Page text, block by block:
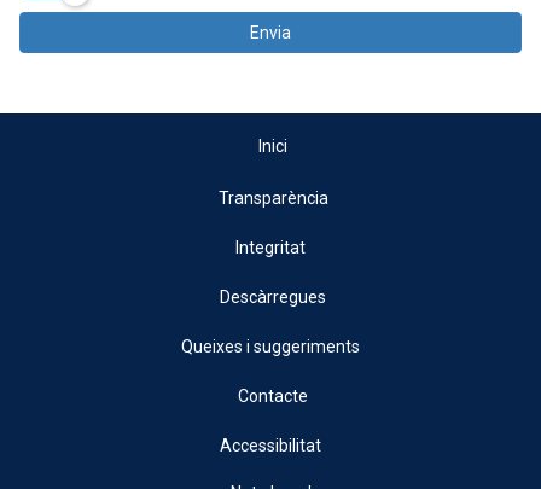
Envia
Inici
Transparència
Integritat
Descàrregues
Queixes i suggeriments
Contacte
Accessibilitat